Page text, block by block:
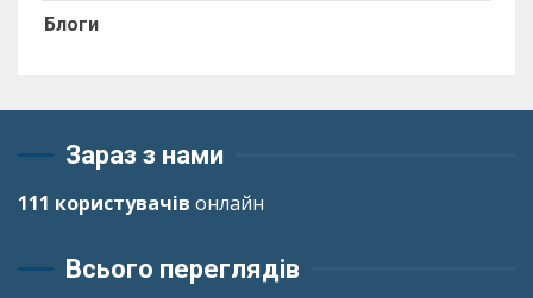
Блоги
Зараз з нами
111 користувачів онлайн
Всього переглядів